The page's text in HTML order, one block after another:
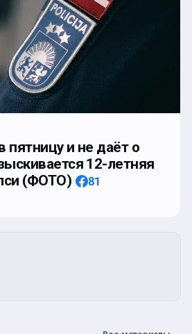
пятницу и не даёт о
12-летняя
(ФОТО)
81